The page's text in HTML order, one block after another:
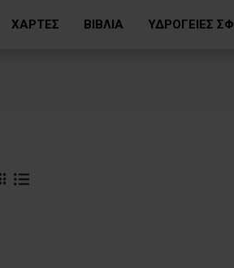
ΧΑΡΤΕΣ ΒΙΒΛΙΑ ΥΔΡΟΓΕΙΕΣ